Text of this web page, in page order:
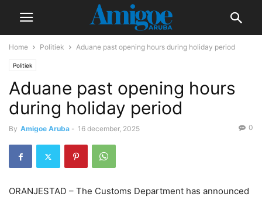
Home Politiek Aduane past opening hours during holiday period
Politiek
Aduane past opening hours
during holiday period
By Amigoe Aruba - 16 december, 2025 0
ORANJESTAD – The Customs Department has announced